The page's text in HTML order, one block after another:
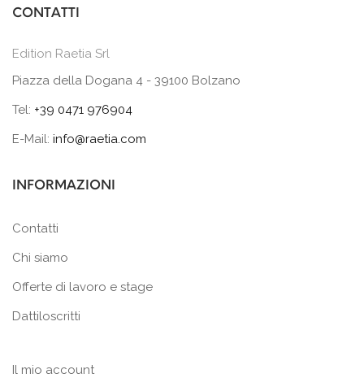
CONTATTI
Edition Raetia Srl
Piazza della Dogana 4 - 39100 Bolzano
Tel: +39 0471 976904
E-Mail: info@raetia.com
INFORMAZIONI
Contatti
Chi siamo
Offerte di lavoro e stage
Dattiloscritti
Il mio account